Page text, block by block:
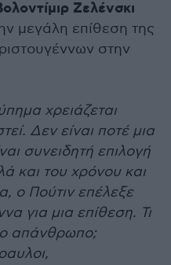
Ζελένσκι
μεγάλη επίθεση της
στην
χρειάζεται
Δεν είναι ποτέ μια
συνειδητή επιλογή
και του χρόνου και
ο Πούτιν επέλεξε
για μια επίθεση. Τι
απάνθρωπο;